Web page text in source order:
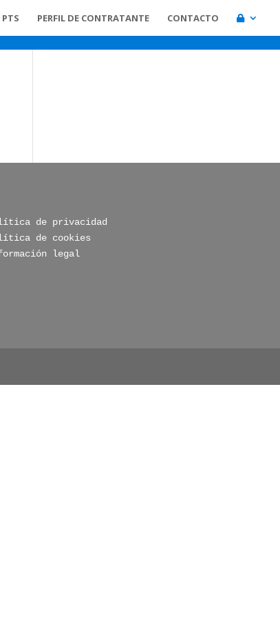
PERFIL DE CONTRATANTE CONTACTO
de privacidad
de cookies
legal